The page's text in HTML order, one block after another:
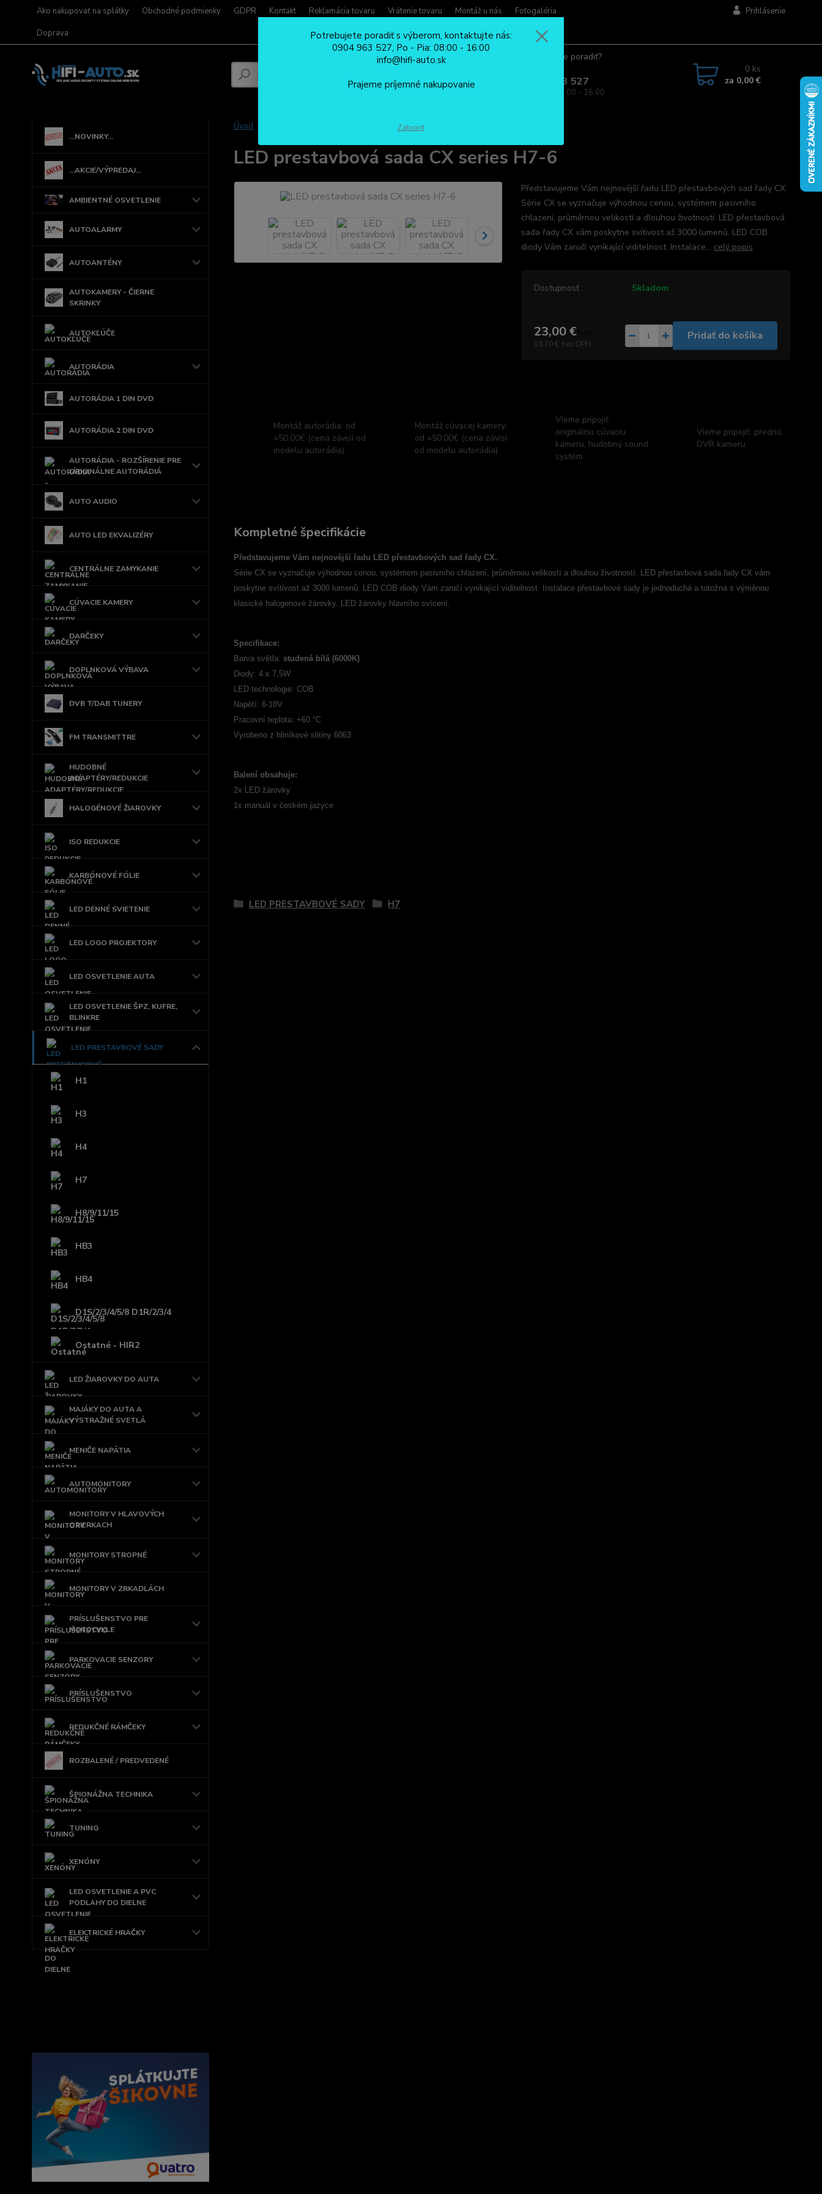
Ako nakupovať na splátky Obchodné podmienky GDPR Kontakt Reklamácia tovaru Vrátenie tovaru Montáž u nás
Fotogaléria
Doprava
Prihlásenie
Potrebujete poradiť?
0904 963 527
Po - Pia: 08:00 - 16:00
0 ks
za 0,00 €
...NOVINKY...
...AKCIE/VÝPREDAJ...
AMBIENTNÉ OSVETLENIE
AUTOALARMY
AUTOANTÉNY
AUTOKAMERY - ČIERNE
SKRINKY
AUTOKĽÚČE
AUTORÁDIA
AUTORÁDIA 1 DIN DVD
AUTORÁDIA 2 DIN DVD
AUTORÁDIA - ROZŠÍRENIE PRE
ORIGINÁLNE AUTORÁDIÁ
AUTO AUDIO
AUTO LED EKVALIZÉRY
CENTRÁLNE ZAMYKANIE
CÚVACIE KAMERY
DARČEKY
DOPLNKOVÁ VÝBAVA
DVB T/DAB TUNERY
FM TRANSMITTRE
HUDOBNÉ
ADAPTÉRY/REDUKCIE
HALOGÉNOVÉ ŽIAROVKY
ISO REDUKCIE
KARBÓNOVÉ FÓLIE
LED DENNÉ SVIETENIE
LED LOGO PROJEKTORY
LED OSVETLENIE AUTA
LED OSVETLENIE ŠPZ, KUFRE,
BLINKRE
LED PRESTAVBOVÉ SADY
H1
H3
H4
H7
H8/9/11/15
HB3
HB4
D1S/2/3/4/5/8 D1R/2/3/4
Ostatné - HIR2
LED ŽIAROVKY DO AUTA
MAJÁKY DO AUTA A
VÝSTRAŽNÉ SVETLÁ
MENIČE NAPÄTIA
AUTOMONITORY
MONITORY V HLAVOVÝCH
OPIERKACH
MONITORY STROPNÉ
MONITORY V ZRKADLÁCH
PRÍSLUŠENSTVO PRE
MOTOCYKLE
PARKOVACIE SENZORY
PRÍSLUŠENSTVO
REDUKČNÉ RÁMČEKY
ROZBALENÉ / PREDVEDENÉ
ŠPIONÁŽNA TECHNIKA
TUNING
XENÓNY
LED OSVETLENIE A PVC
PODLAHY DO DIELNE
ELEKTRICKÉ HRAČKY
Úvod LED prestavbová sada CX series H7-6
LED prestavbová sada CX series H7-6
Představujeme Vám nejnovější řadu LED přestavbových sad řady CX.
Série CX se vyznačuje výhodnou cenou, systémem pasivního
chlazení, průměrnou velikostí a dlouhou životností. LED přestavbová
sada řady CX vám poskytne svítivost až 3000 lumenů. LED COB
diody Vám zaručí vynikající viditelnost. Instalace... celý popis
Dostupnosť Skladom
23,00 €/
18,70 € bez DPH
Pridať do košíka
Montáž autorádia: od
=50,00€ (cena závisí od
modelu autorádia)
Montáž cúvacej kamery:
od =50,00€ (cena závisí
od modelu autorádia)
Vieme pripojiť:
originálnu cúvaciu
kameru, hudobný sound
systém
Vieme pripojiť: prednú
DVR kameru
Kompletné špecifikácie
Představujeme Vám nejnovější řadu LED přestavbových sad řady CX.
Série CX se vyznačuje výhodnou cenou, systémem pasivního chlazení, průměrnou velikostí a dlouhou životností. LED přestavbová sada řady CX vám
poskytne svítivost až 3000 lumenů. LED COB diody Vám zaručí vynikající viditelnost. Instalace přestavbové sady je jednoduchá a totožná s výměnou
klasické halogenové žárovky. LED žárovky hlavního svícení.
Specifikace:
Barva světla: studená bílá (6000K)
Diody: 4 x 7,5W
LED technologie: COB
Napětí: 6-18V
Pracovní teplota: +60 °C
Vyrobeno z hliníkové slitiny 6063
Balení obsahuje:
2x LED žárovky
1x manuál v českém jazyce
LED PRESTAVBOVÉ SADY H7
Potrebujete poradiť s výberom, kontaktujte nás:
0904 963 527, Po - Pia: 08:00 - 16:00
info@hifi-auto.sk
Prajeme príjemné nakupovanie
Zatvoriť